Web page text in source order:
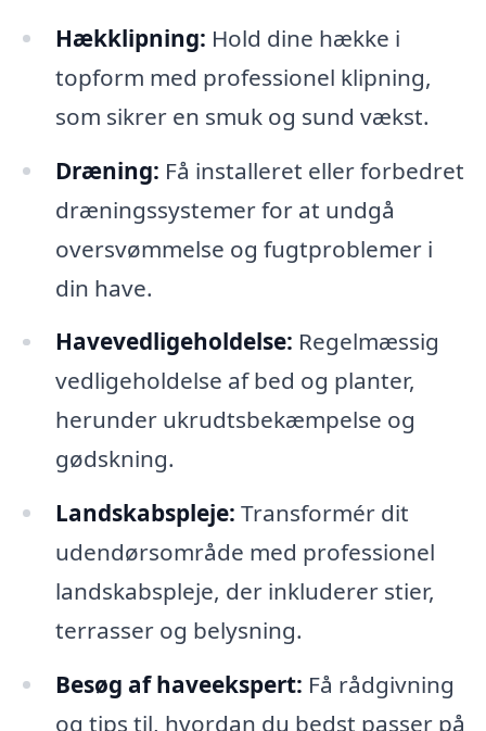
Hækklipning: Hold dine hække i
topform med professionel klipning,
som sikrer en smuk og sund vækst.
Dræning: Få installeret eller forbedret
dræningssystemer for at undgå
oversvømmelse og fugtproblemer i
din have.
Havevedligeholdelse: Regelmæssig
vedligeholdelse af bed og planter,
herunder ukrudtsbekæmpelse og
gødskning.
Landskabspleje: Transformér dit
udendørsområde med professionel
landskabspleje, der inkluderer stier,
terrasser og belysning.
Besøg af haveekspert: Få rådgivning
og tips til, hvordan du bedst passer på